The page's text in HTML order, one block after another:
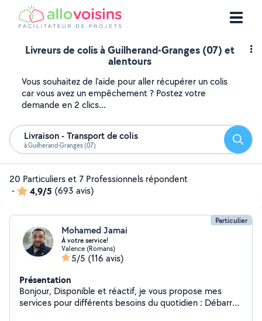
Livreurs de colis à Guilherand-Granges (07) et
alentours
Vous souhaitez de l'aide pour aller récupérer un colis
car vous avez un empêchement ? Postez votre
demande en 2 clics...
Livraison - Transport de colis
à Guilherand-Granges (07)
20 Particuliers et 7 Professionnels répondent
-
4,9/5 (693 avis)
Particulier
Mohamed Jamai
À votre service!
Valence (Romans)
5/5 (116 avis)
Présentation
Bonjour, Disponible et réactif, je vous propose mes
services pour différents besoins du quotidien : Débarras